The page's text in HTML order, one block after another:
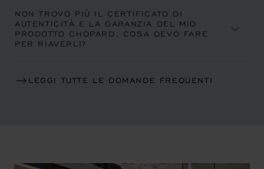
NON TROVO PIÙ IL CERTIFICATO DI
AUTENTICITÀ E LA GARANZIA DEL MIO
PRODOTTO CHOPARD. COSA DEVO FARE
PER RIAVERLI?
LEGGI TUTTE LE DOMANDE FREQUENTI